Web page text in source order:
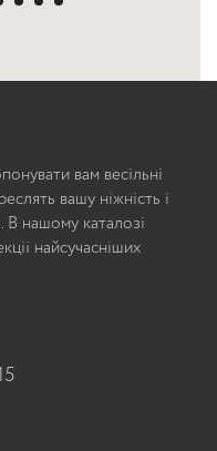
вам весільні
вашу ніжність і
В нашому каталозі
найсучасніших